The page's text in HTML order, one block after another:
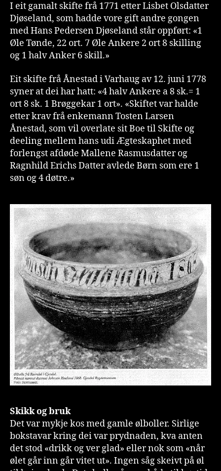
I eit gamalt skifte frå 1771 etter Lisbet Olsdatter
Djøseland, som hadde vore gift andre gongen
med Hans Pedersen Djøseland står oppført: «1
Øle Tønde, 22 ort. 7 Øle Ankere 2 ort 8 skilling
og 1 halv Anker 6 skill.»
Eit skifte frå Ånestad i Varhaug av 12. juni 1778
syner at dei har hatt: «4 halv Ankere a 8 sk.= 1
ort 8 sk. 1 Brøggekar 1 ort». «Skiftet var halde
etter krav frå enkemann Tosten Larsen
Ånestad, som vil overlate sit Boe til Skifte og
deeling mellem hans udi Ægteskaphet med
forlengst afdøde Mallene Rasmusdatter og
Ragnhild Erichs Datter avlede Børn som ere 1
søn og 4 døtre.»
Skikk og bruk
Det var mykje kos med gamle ølboller. Sirlige
bokstavar kring dei var prydnaden, kva anten
det stod «drikk og ver glad» eller nok som «når
ølet går inn går vitet ut». Ingen såg skeivt på øl